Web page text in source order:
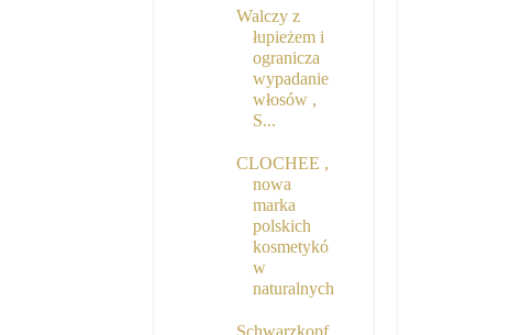
Walczy z
łupieżem i
ogranicza
wypadanie
włosów ,
S...
CLOCHEE ,
nowa
marka
polskich
kosmetykó
w
naturalnych